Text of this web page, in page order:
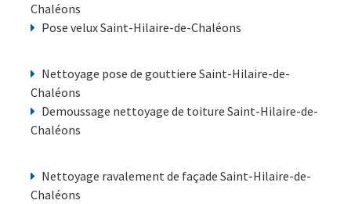
Chaléons
Pose velux Saint-Hilaire-de-Chaléons
Nettoyage pose de gouttiere Saint-Hilaire-de-
Chaléons
Demoussage nettoyage de toiture Saint-Hilaire-de-
Chaléons
Nettoyage ravalement de façade Saint-Hilaire-de-
Chaléons